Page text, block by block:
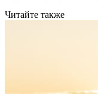
Читайте также